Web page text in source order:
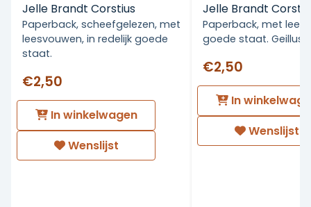
Jelle Brandt Corstius
Paperback, scheefgelezen, met
leesvouwen, in redelijk goede
staat.
€2,50
In winkelwagen
Wenslijst
Jelle Brandt
Paperback, met
goede staat.
€2,50
In
Wenslijst